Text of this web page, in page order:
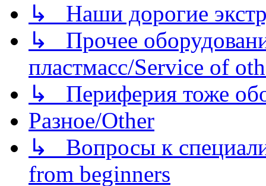
↳ Наши дорогие
↳ Прочее
пластмасс/Service of
↳ Периферия тоже
Разное/Other
↳ Вопросы к
from beginners